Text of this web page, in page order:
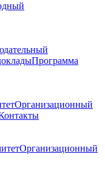
Программа
Организационный
Организационный